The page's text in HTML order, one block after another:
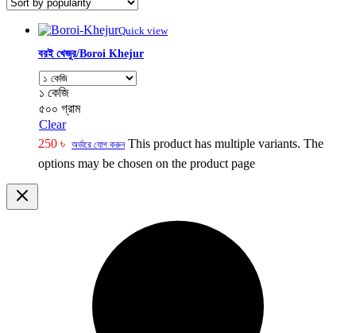
Quick view
বরই খেজুর/Boroi Khejur
১ কেজি
৫০০ গ্রাম
Clear
250 ৳ অর্ডারে যোগ করুন This product has multiple variants. The
options may be chosen on the product page